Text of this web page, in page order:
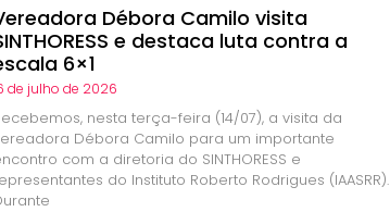
Débora Camilo visita
e destaca luta contra a
6×1
de julho de 2026
nesta terça-feira (14/07), a visita da
Débora Camilo para um importante
com a diretoria do SINTHORESS e
do Instituto Roberto Rodrigues (IAASRR).